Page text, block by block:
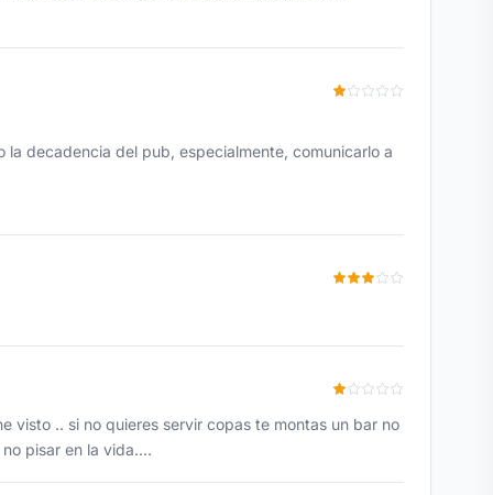
decadencia del pub, especialmente, comunicarlo a
visto .. si no quieres servir copas te montas un bar no
pisar en la vida....